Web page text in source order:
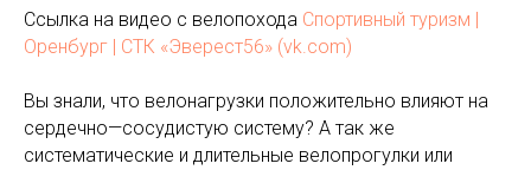
Ссылка на видео с велопохода Спортивный туризм |
Оренбург | СТК «Эверест56» (vk.com)
Вы знали, что велонагрузки положительно влияют на
сердечно—сосудистую систему? А так же
систематические и длительные велопрогулки или